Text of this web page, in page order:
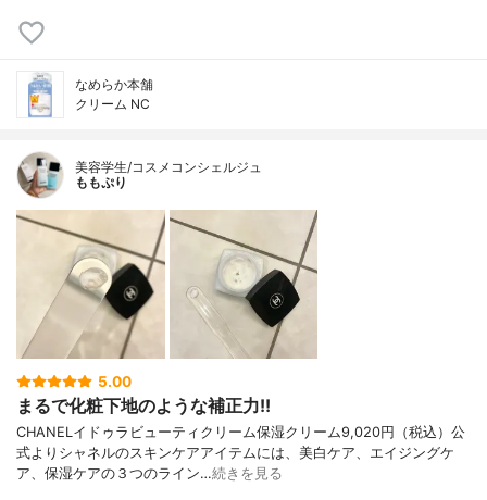
なめらか本舗
クリーム NC
美容学生/コスメコンシェルジュ
ももぷり
5.00
まるで化粧下地のような補正力!!
CHANELイドゥラビューティクリーム保湿クリーム9,020円（税込）公
式よりシャネルのスキンケアアイテムには、美白ケア、エイジングケ
ア、保湿ケアの３つのライン…続きを見る